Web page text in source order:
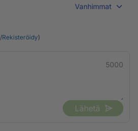
Vanhimmat
/Rekisteröidy)
5000
Lähetä